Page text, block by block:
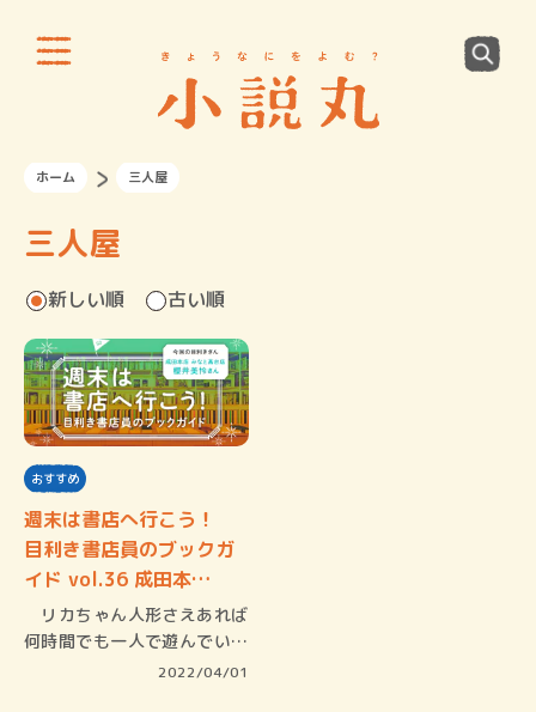
ホーム 三人屋
三人屋
新しい順 古い順
おすすめ
週末は書店へ行こう！
目利き書店員のブックガ
イド vol.36 成田本…
リカちゃん人形さえあれば
何時間でも一人で遊んでいら
2022/04/01